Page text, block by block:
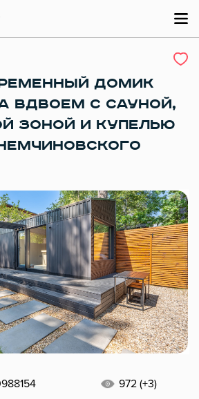
ДОМИК
ВДВОЕМ С САУНОЙ,
ЗОНОЙ И КУПЕЛЬЮ
972 (+3)